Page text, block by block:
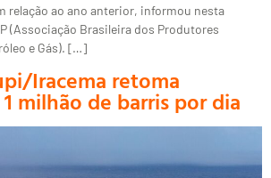
relação ao ano anterior, informou nesta
(Associação Brasileira dos Produtores
e Gás). […]
Iracema retoma
milhão de barris por dia